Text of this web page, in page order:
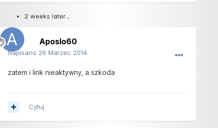
2 weeks later...
Aposlo60
Napisano 26 Marzec 2014
zatem i link nieaktywny, a szkoda
Cytuj